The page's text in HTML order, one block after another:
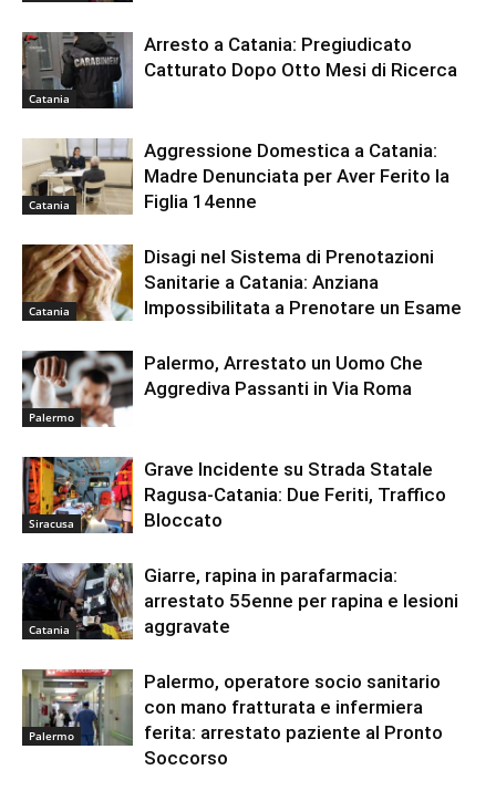
Catania
Arresto a Catania: Pregiudicato
Catturato Dopo Otto Mesi di Ricerca
Catania
Aggressione Domestica a Catania:
Madre Denunciata per Aver Ferito la
Figlia 14enne
Catania
Disagi nel Sistema di Prenotazioni
Sanitarie a Catania: Anziana
Impossibilitata a Prenotare un Esame
Palermo
Palermo, Arrestato un Uomo Che
Aggrediva Passanti in Via Roma
Siracusa
Grave Incidente su Strada Statale
Ragusa-Catania: Due Feriti, Traffico
Bloccato
Catania
Giarre, rapina in parafarmacia:
arrestato 55enne per rapina e lesioni
aggravate
Palermo
Palermo, operatore socio sanitario
con mano fratturata e infermiera
ferita: arrestato paziente al Pronto
Soccorso